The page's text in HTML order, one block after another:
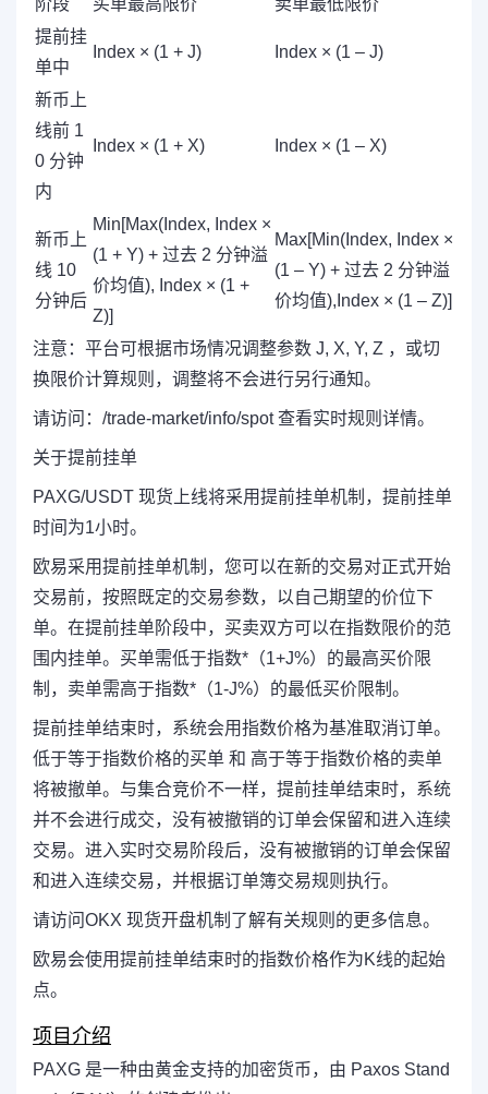
阶段 买单最高限价
卖单最低限价
提前挂
单中
Index × (1 + J) Index × (1 – J)
新币上
线前 1
0 分钟
内
Index × (1 + X) Index × (1 – X)
新币上
线 10
分钟后
Min[Max(Index, Index ×
(1 + Y) + 过去 2 分钟溢
价均值), Index × (1 +
Z)]
Max[Min(Index, Index ×
(1 – Y) + 过去 2 分钟溢
价均值),Index × (1 – Z)]
注意：平台可根据市场情况调整参数 J, X, Y, Z ，或切
换限价计算规则，调整将不会进行另行通知。
请访问：/trade-market/info/spot 查看实时规则详情。
关于提前挂单
PAXG/USDT 现货上线将采用提前挂单机制，提前挂单
时间为1小时。
欧易采用提前挂单机制，您可以在新的交易对正式开始
交易前，按照既定的交易参数，以自己期望的价位下
单。在提前挂单阶段中，买卖双方可以在指数限价的范
围内挂单。买单需低于指数*（1+J%）的最高买价限
制，卖单需高于指数*（1-J%）的最低买价限制。
提前挂单结束时，系统会用指数价格为基准取消订单。
低于等于指数价格的买单 和 高于等于指数价格的卖单
将被撤单。与集合竞价不一样，提前挂单结束时，系统
并不会进行成交，没有被撤销的订单会保留和进入连续
交易。进入实时交易阶段后，没有被撤销的订单会保留
和进入连续交易，并根据订单簿交易规则执行。
请访问OKX 现货开盘机制了解有关规则的更多信息。
欧易会使用提前挂单结束时的指数价格作为K线的起始
点。
项目介绍
PAXG 是一种由黄金支持的加密货币，由 Paxos Stand